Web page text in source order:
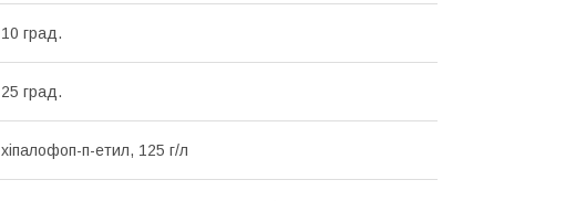
10 град.
25 град.
хіпалофоп-п-етил, 125 г/л